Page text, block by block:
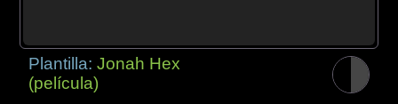
Plantilla:Jonah Hex
(película)